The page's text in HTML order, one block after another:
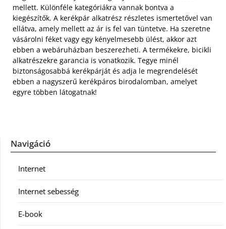
mellett. Különféle kategóriákra vannak bontva a
kiegészítők. A kerékpár alkatrész részletes ismertetővel van
ellátva, amely mellett az ár is fel van tüntetve. Ha szeretne
vásárolni féket vagy egy kényelmesebb ülést, akkor azt
ebben a webáruházban beszerezheti. A termékekre, bicikli
alkatrészekre garancia is vonatkozik. Tegye minél
biztonságosabbá kerékpárját és adja le megrendelését
ebben a nagyszerű kerékpáros birodalomban, amelyet
egyre többen látogatnak!
Navigáció
Internet
Internet sebesség
E-book